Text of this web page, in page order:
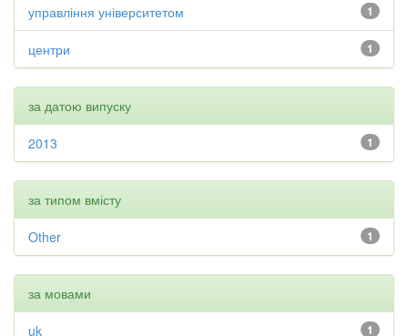
1
управління університетом
1
центри
за датою випуску
1
2013
за типом вмісту
1
Other
за мовами
1
uk